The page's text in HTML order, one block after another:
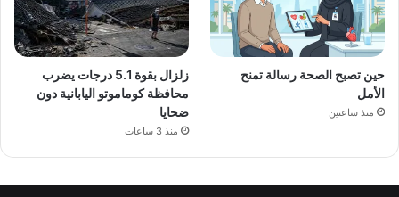
حين تصبح الصحة رسالة تمنح
الأمل
منذ ساعتين
زلزال بقوة 5.1 درجات يضرب
محافظة كوماموتو اليابانية دون
ضحايا
منذ 3 ساعات